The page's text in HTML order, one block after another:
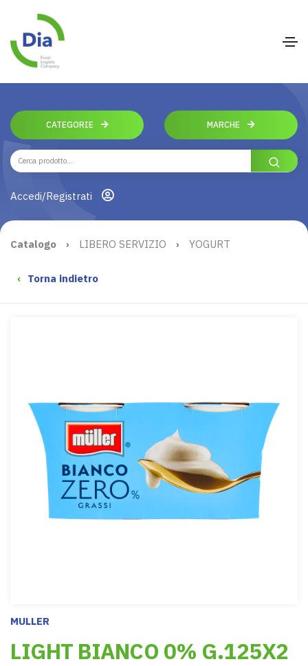
CATEGORIE MARCHE
Accedi/Registrati
Catalogo › LIBERO SERVIZIO › YOGURT
‹ Torna indietro
MULLER
LIGHT BIANCO 0% G.125X2